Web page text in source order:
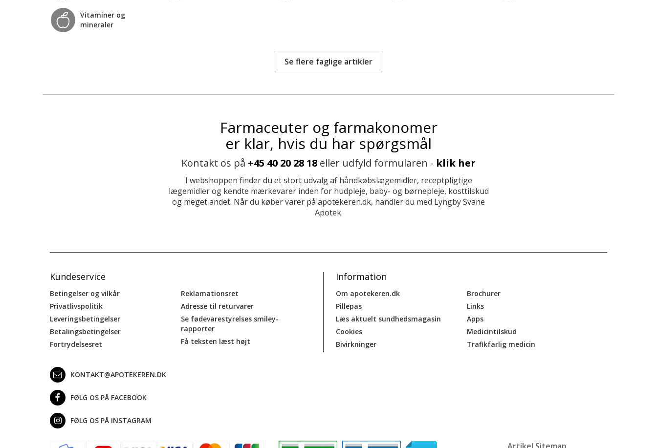
Vitaminer og
mineraler
Se flere faglige artikler
Farmaceuter og farmakonomer
er klar, hvis du har spørgsmål
Kontakt os på +45 40 20 28 18 eller udfyld formularen - klik her
I webshoppen finder du et stort udvalg af håndkøbslægemidler, receptpligtige
lægemidler og kendte mærkevarer inden for hudpleje, baby- og børnepleje, kosttilskud
og meget andet. Når du køber varer på apotekeren.dk, handler du med Lyngby Svane
Apotek.
Kundeservice
Betingelser og vilkår
Privatlivspolitik
Leveringsbetingelser
Betalingsbetingelser
Fortrydelsesret
Reklamationsret
Adresse til returvarer
Se fødevarestyrelses smiley-
rapporter
Få teksten læst højt
Information
Om apotekeren.dk
Pillepas
Læs aktuelt sundhedsmagasin
Cookies
Bivirkninger
Brochurer
Links
Apps
Medicintilskud
Trafikfarlig medicin
KONTAKT@APOTEKEREN.DK
FØLG OS PÅ FACEBOOK
FØLG OS PÅ INSTAGRAM